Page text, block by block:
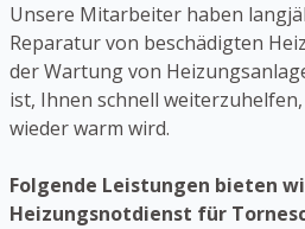
Unsere Mitarbeiter haben
Reparatur von beschädigten
der Wartung von
ist, Ihnen schnell
wieder warm wird.
Folgende Leistungen bieten
Heizungsnotdienst für